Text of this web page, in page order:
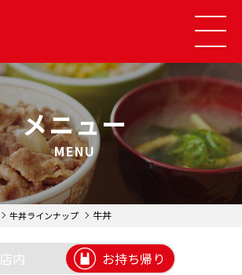
メニュー
MENU
牛丼ラインナップ 牛丼
店内 お持ち帰り